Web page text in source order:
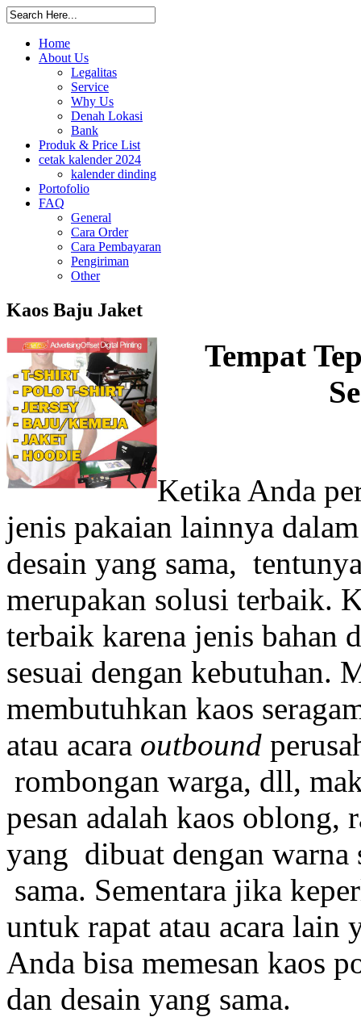
Home
About Us
Legalitas
Service
Why Us
Denah Lokasi
Bank
Produk & Price List
cetak kalender 2024
kalender dinding
Portofolio
FAQ
General
Cara Order
Cara Pembayaran
Pengiriman
Other
Kaos Baju Jaket
Tempat
Ketika Anda
jenis pakaian lainnya
desain yang sama,
merupakan solusi terbaik.
terbaik karena jenis bahan
sesuai dengan kebutuhan.
membutuhkan kaos
atau acara outbound
rombongan warga, dll,
pesan adalah kaos oblong,
yang dibuat dengan warna
sama. Sementara jika
untuk rapat atau acara
Anda bisa memesan kaos
dan desain yang sama.